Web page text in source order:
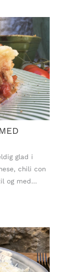
glad i
chili con
og med…